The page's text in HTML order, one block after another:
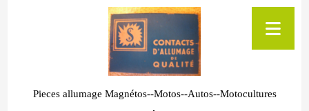
Pieces allumage Magnétos--Motos--Autos--Motocultures